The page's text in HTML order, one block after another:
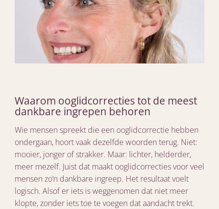
Waarom ooglidcorrecties tot de meest
dankbare ingrepen behoren
Wie mensen spreekt die een ooglidcorrectie hebben
ondergaan, hoort vaak dezelfde woorden terug. Niet:
mooier, jonger of strakker. Maar: lichter, helderder,
meer mezelf. Juist dat maakt ooglidcorrecties voor veel
mensen zo’n dankbare ingreep. Het resultaat voelt
logisch. Alsof er iets is weggenomen dat niet meer
klopte, zonder iets toe te voegen dat aandacht trekt.